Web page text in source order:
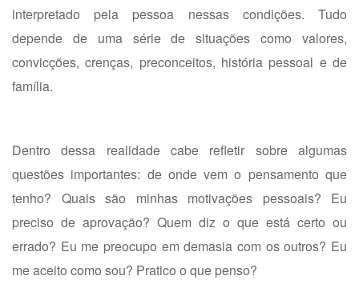
interpretado pela pessoa nessas condições. Tudo
depende de uma série de situações como valores,
convicções, crenças, preconceitos, história pessoal e de
família.
Dentro dessa realidade cabe refletir sobre algumas
questões importantes: de onde vem o pensamento que
tenho? Quais são minhas motivações pessoais? Eu
preciso de aprovação? Quem diz o que está certo ou
errado? Eu me preocupo em demasia com os outros? Eu
me aceito como sou? Pratico o que penso?